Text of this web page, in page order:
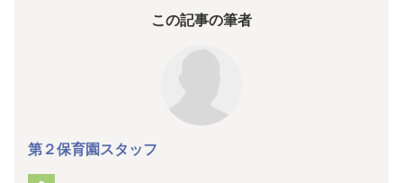
この記事の筆者
第２保育園スタッフ